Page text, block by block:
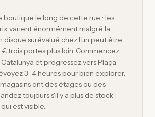
boutique le long de cette rue : les
varient énormément malgré la
disque surévalué chez l'un peut être
€ trois portes plus loin. Commencez
et progressez vers Plaça
3–4 heures pour bien explorer.
ont des étages ou des
toujours s'il y a plus de stock
est visible.